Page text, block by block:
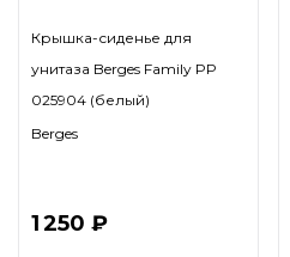
Крышка-сиденье для
унитаза Berges Family PP
025904 (белый)
Berges
1 250 ₽